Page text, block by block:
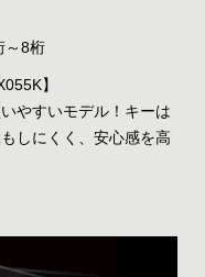
～8桁
】
やすいモデル！キーは
しにくく、安心感を高